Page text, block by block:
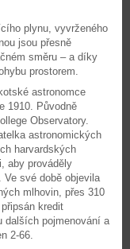
plynu, vyvrženého
jsou přesně
směru – a díky
prostorem.
astronomce
1910. Původně
Observatory.
astronomických
harvardských
aby prováděly
své době objevila
mlhovin, přes 310
kredit
dalších pojmenování a
2-66.